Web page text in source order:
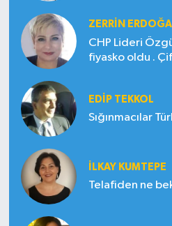
ZERRIN
CHP Lideri
fiyasko oldu .
EDIP TEKKOL
Sığınmacılar
İLKAY KUMTEPE
Telafiden ne